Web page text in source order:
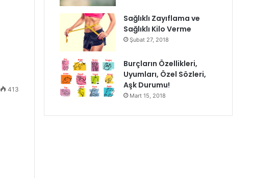
413
Sağlıklı Zayıflama ve
Sağlıklı Kilo Verme
Şubat 27, 2018
Burçların Özellikleri,
Uyumları, Özel Sözleri,
Aşk Durumu!
Mart 15, 2018